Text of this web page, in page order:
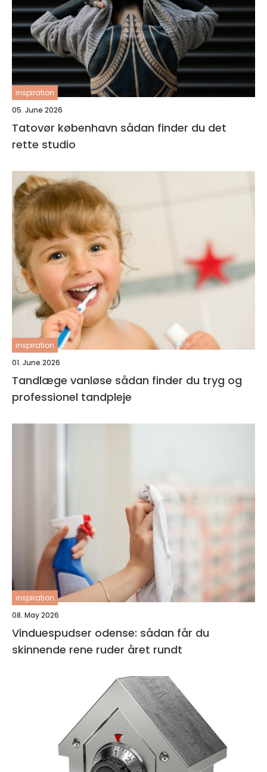
inspiration
05. June 2026
Tatovør københavn sådan finder du det
rette studio
inspiration
01. June 2026
Tandlæge vanløse sådan finder du tryg og
professionel tandpleje
inspiration
08. May 2026
Vinduespudser odense: sådan får du
skinnende rene ruder året rundt